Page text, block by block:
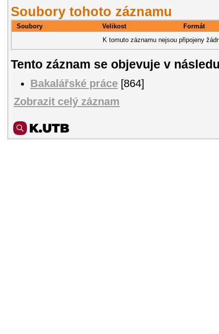
Soubory tohoto záznamu
Soubory Velikost
Formát
K tomuto záznamu nejsou připojeny
Tento záznam se objevuje v
Bakalářské práce [864]
Zobrazit celý záznam